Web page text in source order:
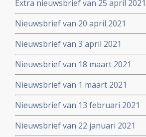
Extra nieuwsbrief van 25 april 2021
Nieuwsbrief van 20 april 2021
Nieuwsbrief van 3 april 2021
Nieuwsbrief van 18 maart 2021
Nieuwsbrief van 1 maart 2021
Nieuwsbrief van 13 februari 2021
Nieuwsbrief van 22 januari 2021